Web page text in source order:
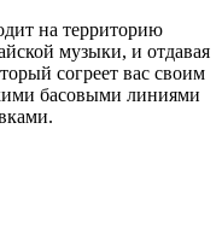
на территорию
музыки, и отдавая
согреет вас своим
басовыми линиями